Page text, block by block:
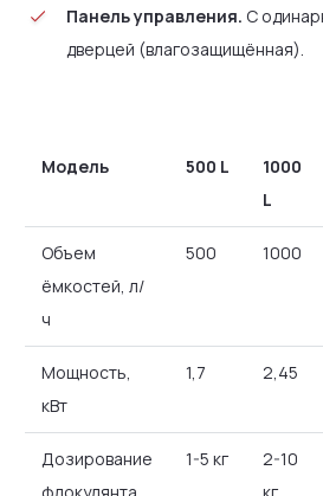
Панель управления. С
дверцей (влагозащищённая).
Модель 500 L
1000
L
Объем
ёмкостей, л/
ч
500 1000
Мощность,
кВт
1,7 2,45
Дозирование
флокулянта,
1-5 кг
2-10
кг